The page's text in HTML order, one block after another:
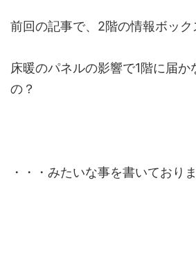
前回の記事で、2階の情報ボッ
床暖のパネルの影響で1階に届か
の？
・・・みたいな事を書いており